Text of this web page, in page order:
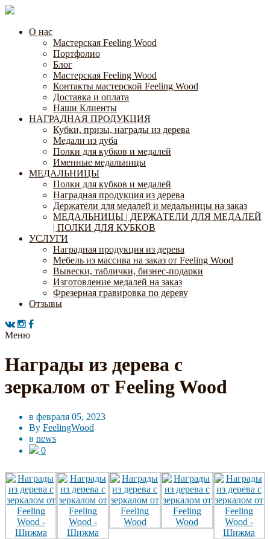
О нас
Мастерская Feeling Wood
Портфолио
Блог
Мастерская Feeling Wood
Контакты мастерской Feeling Wood
Доставка и оплата
Наши Клиенты
НАГРАДНАЯ ПРОДУКЦИЯ
Кубки, призы, награды из дерева
Медали из дуба
Полки для кубков и медалей
Именные медальницы
МЕДАЛЬНИЦЫ
Полки для кубков и медалей
Наградная продукция из дерева
Держатели для медалей и медальницы на заказ
МЕДАЛЬНИЦЫ | ДЕРЖАТЕЛИ ДЛЯ МЕДАЛЕЙ
| ПОЛКИ ДЛЯ КУБКОВ
УСЛУГИ
Наградная продукция из дерева
Мебель из массива на заказ от Feeling Wood
Вывески, таблички, бизнес-подарки
Изготовление медалей на заказ
Фрезерная гравировка по дереву
Отзывы
Меню
Награды из дерева с
зеркалом от Feeling Wood
в февраля 05, 2023
By FeelingWood
в news
0